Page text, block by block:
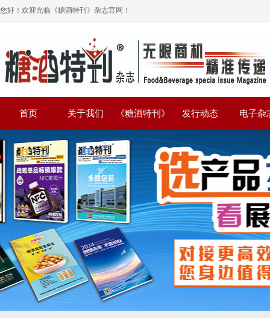
您好！欢迎光临《糖酒特刊》杂志官网！
首页 关于我们 《糖酒特刊》 发行动态 电子杂